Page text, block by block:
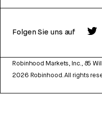
Folgen Sie uns auf
Robinhood Markets, Inc., 85
2026 Robinhood. All rights